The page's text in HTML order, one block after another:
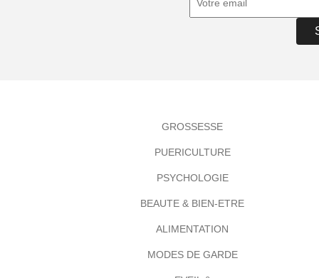
GROSSESSE
PUERICULTURE
PSYCHOLOGIE
BEAUTE & BIEN-ETRE
ALIMENTATION
MODES DE GARDE